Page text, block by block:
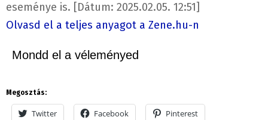
eseménye is. [Dátum: 2025.02.05. 12:51]
Olvasd el a teljes anyagot a Zene.hu-n
Mondd el a véleményed
Megosztás:
Twitter Facebook Pinterest